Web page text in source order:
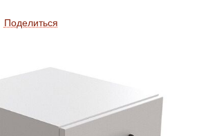
Поделиться